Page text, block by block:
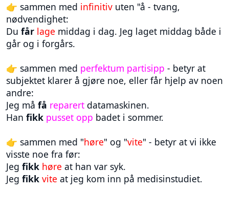
👉 sammen med infinitiv uten "å - tvang,
nødvendighet:
Du får lage middag i dag. Jeg laget middag både i
går og i forgårs.
👉 sammen med perfektum partisipp - betyr at
subjektet klarer å gjøre noe, eller får hjelp av noen
andre:
Jeg må få reparert datamaskinen.
Han fikk pusset opp badet i sommer.
👉 sammen med "høre" og "vite" - betyr at vi ikke
visste noe fra før:
Jeg fikk høre at han var syk.
Jeg fikk vite at jeg kom inn på medisinstudiet.